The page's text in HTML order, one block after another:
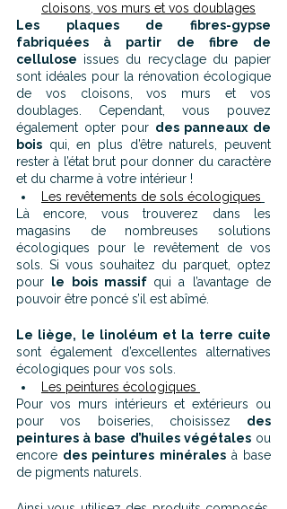
cloisons, vos murs et vos doublages
Les plaques de fibres-gypse
fabriquées à partir de fibre de
cellulose issues du recyclage du papier
sont idéales pour la rénovation écologique
de vos cloisons, vos murs et vos
doublages. Cependant, vous pouvez
également opter pour des panneaux de
bois qui, en plus d’être naturels, peuvent
rester à l’état brut pour donner du caractère
et du charme à votre intérieur !
Les revêtements de sols écologiques
Là encore, vous trouverez dans les
magasins de nombreuses solutions
écologiques pour le revêtement de vos
sols. Si vous souhaitez du parquet, optez
pour le bois massif qui a l’avantage de
pouvoir être poncé s’il est abîmé.
sont également d’excellentes alternatives
écologiques pour vos sols.
Les peintures écologiques
Pour vos murs intérieurs et extérieurs ou
pour vos boiseries, choisissez des
peintures à base d’huiles végétales ou
encore des peintures minérales à base
de pigments naturels.